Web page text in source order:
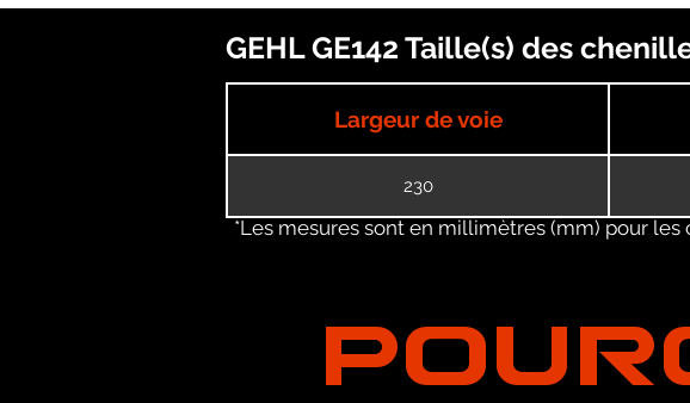
GEHL GE142 Taille(s) des
Largeur de voie
230
*Les mesures sont en millimètres (mm) pour